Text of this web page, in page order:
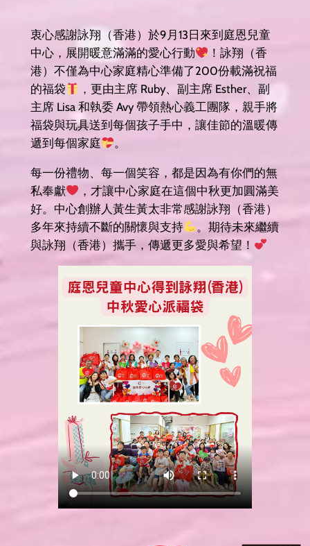
衷心感謝詠翔（香港）於9月13日來到庭恩兒童
中心，展開暖意滿滿的愛心行動
！詠翔（香
港）不僅為中心家庭精心準備了200份載滿祝福
的福袋
，更由主席 Ruby、副主席 Esther、副
主席 Lisa 和執委 Avy 帶領熱心義工團隊，親手將
福袋與玩具送到每個孩子手中，讓佳節的溫暖傳
遞到每個家庭
。
每一份禮物、每一個笑容，都是因為有你們的無
私奉獻
，才讓中心家庭在這個中秋更加圓滿美
好。中心創辦人黃生黃太非常感謝詠翔（香港）
多年來持續不斷的關懷與支持
。期待未來繼續
與詠翔（香港）攜手，傳遞更多愛與希望！